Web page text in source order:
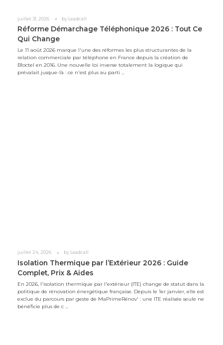
juillet 31, 2026 by Leadcall
Réforme Démarchage Téléphonique 2026 : Tout Ce
Qui Change
Le 11 août 2026 marque l'une des réformes les plus structurantes de la
relation commerciale par téléphone en France depuis la création de
Bloctel en 2016. Une nouvelle loi inverse totalement la logique qui
prévalait jusque-là : ce n'est plus au parti ...
juillet 24, 2026 by Leadcall
Isolation Thermique par l’Extérieur 2026 : Guide
Complet, Prix & Aides
En 2026, l'isolation thermique par l'extérieur (ITE) change de statut dans la
politique de rénovation énergétique française. Depuis le 1er janvier, elle est
exclue du parcours par geste de MaPrimeRénov' : une ITE réalisée seule ne
bénéficie plus de c ...